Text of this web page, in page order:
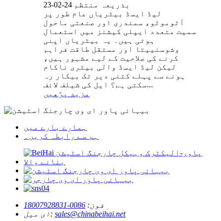
بذریعہ منتظم 24-02-23
لیڈ ایسڈ بیٹریاں عام طور پر
آٹوموٹو، سمندری اور صنعتی ماحول
سمیت متعدد ایپلی کیشنز میں استعمال
ہوتی ہیں۔ یہ بیٹریاں اپنی
وشوسنییتا اور مستقل طاقت فراہم
کرنے کی صلاحیت کے لیے مشہور ہیں،
لیکن لیڈ ایسڈ والی بیٹری ناکام
ہونے سے پہلے کتنی دیر تک بیکار رہ
سکتی ہے؟ ایل کی شیلف لائف...
مزید پڑھیں
ہمارے بارے میں
ہم سے رابطہ کریں۔
فون: 0086-18007928831
ای میل: sales@chinabeihai.net